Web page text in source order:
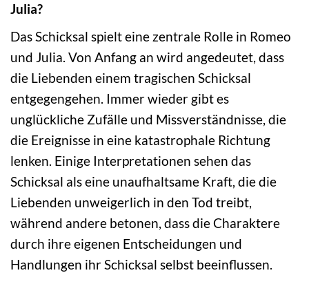
Julia?
Das Schicksal spielt eine zentrale Rolle in Romeo
und Julia. Von Anfang an wird angedeutet, dass
die Liebenden einem tragischen Schicksal
entgegengehen. Immer wieder gibt es
unglückliche Zufälle und Missverständnisse, die
die Ereignisse in eine katastrophale Richtung
lenken. Einige Interpretationen sehen das
Schicksal als eine unaufhaltsame Kraft, die die
Liebenden unweigerlich in den Tod treibt,
während andere betonen, dass die Charaktere
durch ihre eigenen Entscheidungen und
Handlungen ihr Schicksal selbst beeinflussen.